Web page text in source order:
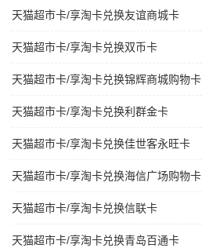
天猫超市卡/享淘卡兑换友谊商城卡
天猫超市卡/享淘卡兑换双币卡
天猫超市卡/享淘卡兑换锦辉商城购物卡
天猫超市卡/享淘卡兑换利群金卡
天猫超市卡/享淘卡兑换佳世客永旺卡
天猫超市卡/享淘卡兑换海信广场购物卡
天猫超市卡/享淘卡兑换信联卡
天猫超市卡/享淘卡兑换青岛百通卡